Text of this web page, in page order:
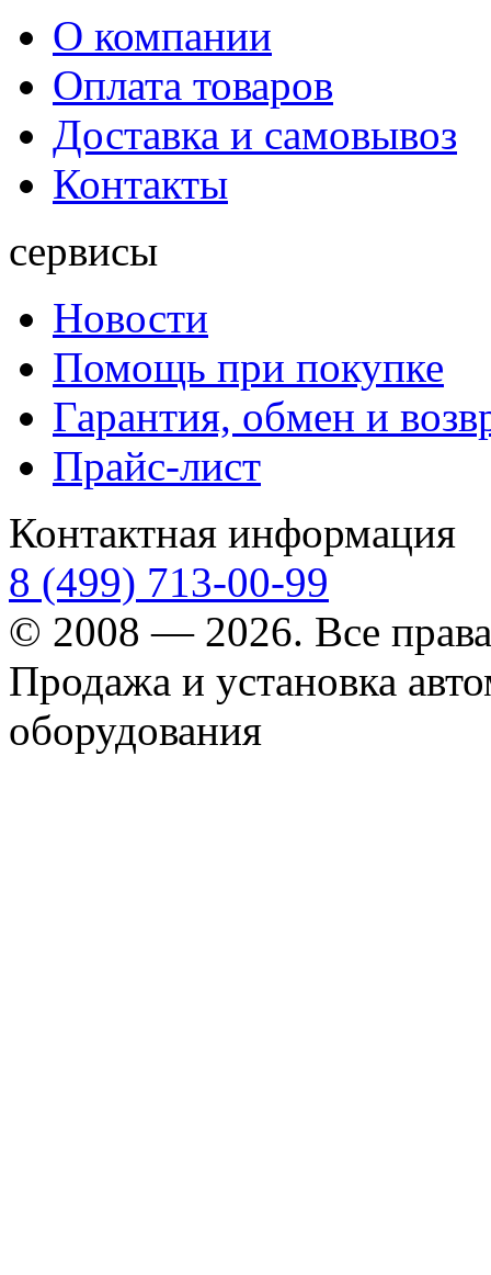
О компании
Оплата товаров
Доставка и самовывоз
Контакты
сервисы
Новости
Помощь при покупке
Гарантия, обмен и
Прайс-лист
Контактная информация
8 (499) 713-00-99
© 2008 — 2026. Все
Продажа и установка
оборудования